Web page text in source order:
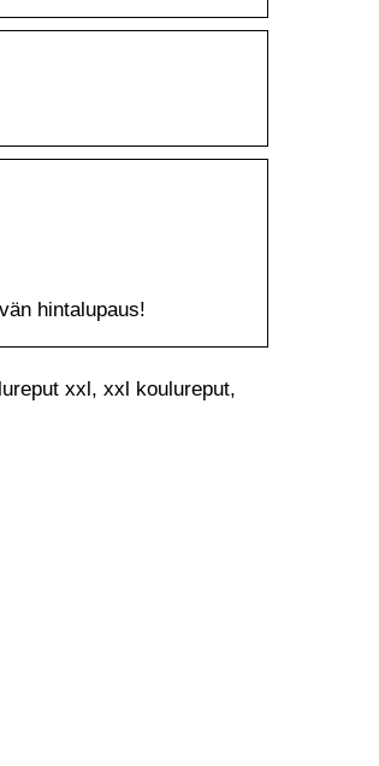
hintalupaus!
xxl, xxl koulureput,